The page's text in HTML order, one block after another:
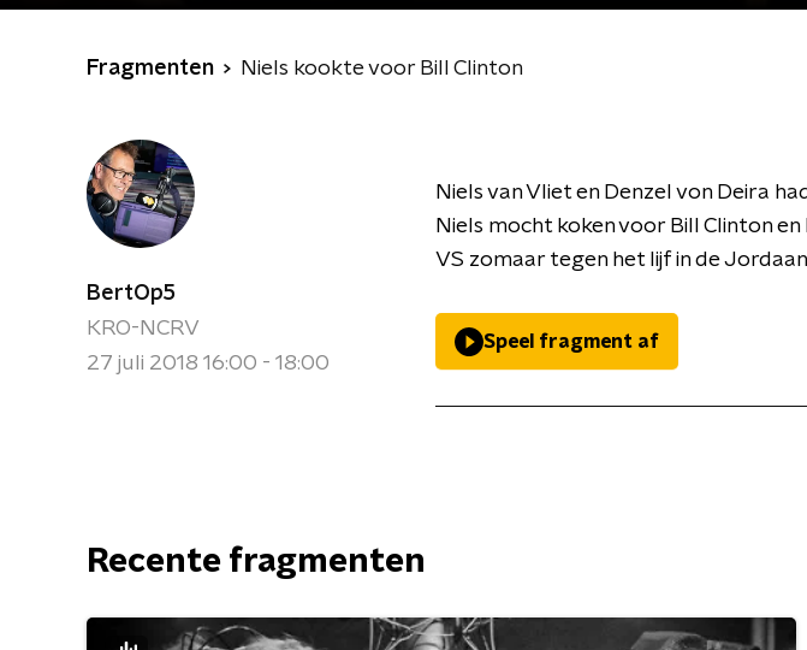
Fragmenten Niels kookte voor Bill Clinton
BertOp5
KRO-NCRV
27 juli 2018 16:00 - 18:00
Niels van Vliet en Denzel von Deira
Niels mocht koken voor Bill Clinton
VS zomaar tegen het lijf in de
Speel fragment af
Recente fragmenten